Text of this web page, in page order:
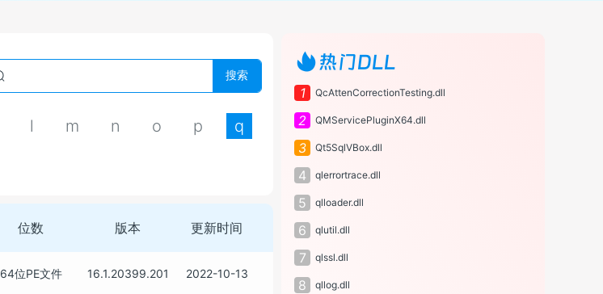
搜索
l m n o p q
位数 版本 更新时间
64位PE文件 16.1.20399.201 2022-10-13
热门DLL
1 QcAttenCorrectionTesting.dll
2 QMServicePluginX64.dll
3 Qt5SqlVBox.dll
4 qlerrortrace.dll
5 qlloader.dll
6 qlutil.dll
7 qlssl.dll
8 qllog.dll